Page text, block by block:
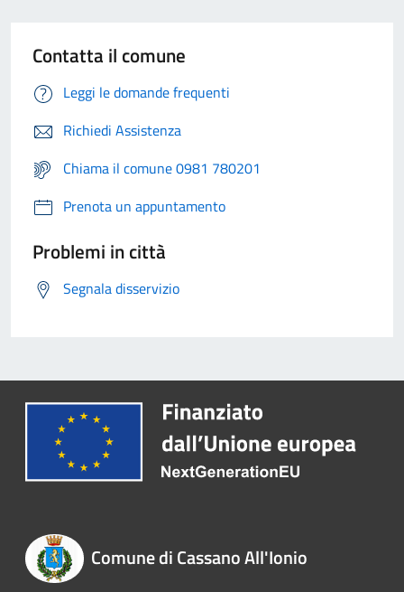
Contatta il comune
Leggi le domande frequenti
Richiedi Assistenza
Chiama il comune 0981 780201
Prenota un appuntamento
Problemi in città
Segnala disservizio
Comune di Cassano All'Ionio